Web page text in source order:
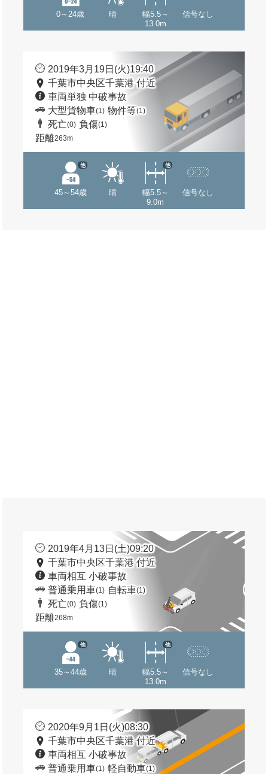
0～24歳 晴
幅5.5～
13.0m
信号なし
2019年3月19日(火)19:40
千葉市中央区千葉港 付近
車両単独 中破事故
大型貨物車(1) 物件等(1)
死亡(0) 負傷(1)
距離263m
45～54歳
他
晴
幅5.5～
9.0m
他
信号なし
2019年4月13日(土)09:20
千葉市中央区千葉港 付近
車両相互 小破事故
普通乗用車(1) 自転車(1)
死亡(0) 負傷(1)
距離268m
35～44歳
他
晴
幅5.5～
13.0m
他
信号なし
2020年9月1日(火)08:30
千葉市中央区千葉港 付近
車両相互 小破事故
普通乗用車(1) 軽自動車(1)